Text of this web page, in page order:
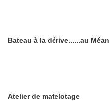
Bateau à la dérive......au Méan
Atelier de matelotage